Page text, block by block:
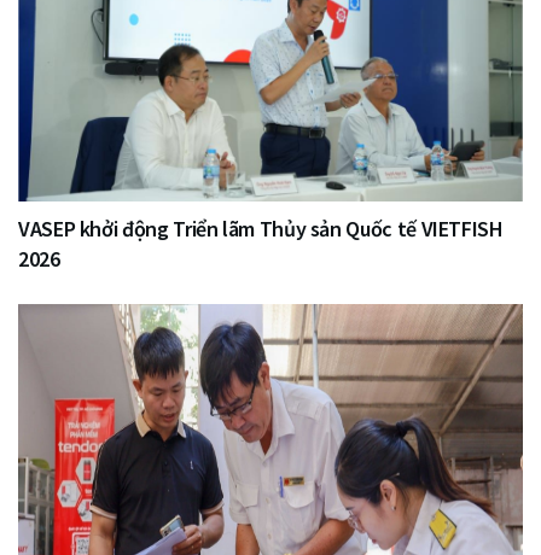
VASEP khởi động Triển lãm Thủy sản Quốc tế VIETFISH
2026